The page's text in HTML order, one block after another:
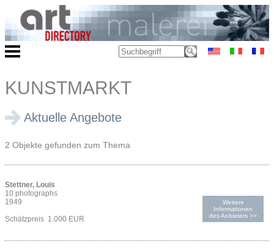
KUNSTMARKT
Aktuelle Angebote
2 Objekte gefunden zum Thema
Stettner, Louis
10 photographs
1949
Schätzpreis 1.000 EUR
Weitere
Informationen
des Anbieters >>